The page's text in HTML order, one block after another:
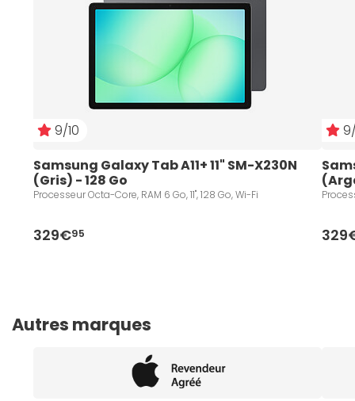
9/10
Samsung Galaxy Tab A11+ 11" SM-X230N
(Gris) - 128 Go
Processeur Octa-Core, RAM 6 Go, 11", 128 Go, Wi-Fi
329€95
Autres marques